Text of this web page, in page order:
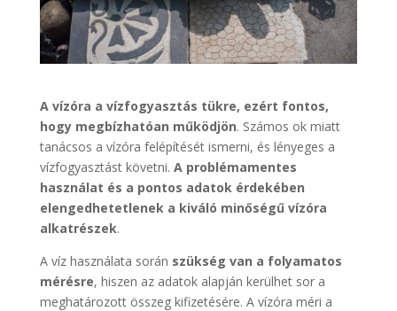
A vízóra a vízfogyasztás tükre, ezért fontos,
hogy megbízhatóan működjön. Számos ok miatt
tanácsos a vízóra felépítését ismerni, és lényeges a
vízfogyasztást követni. A problémamentes
használat és a pontos adatok érdekében
elengedhetetlenek a kiváló minőségű vízóra
alkatrészek.
A víz használata során szükség van a folyamatos
mérésre, hiszen az adatok alapján kerülhet sor a
meghatározott összeg kifizetésére. A vízóra méri a